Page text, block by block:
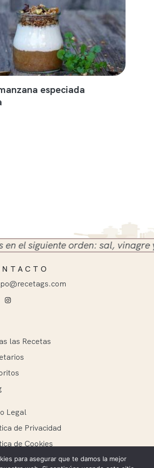
especiada
orden: sal, vinagre y
las Recetas
Legal
de Privacidad
de Cookies
para asegurar que te damos la mejor